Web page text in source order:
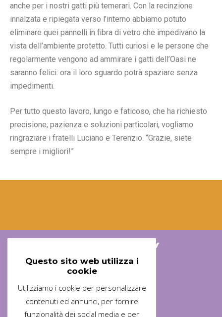
anche per i nostri gatti più temerari. Con la recinzione
innalzata e ripiegata verso l’interno abbiamo potuto
eliminare quei pannelli in fibra di vetro che impedivano la
vista dell’ambiente protetto. Tutti curiosi e le persone che
regolarmente vengono ad ammirare i gatti dell’Oasi ne
saranno felici: ora il loro sguardo potrà spaziare senza
impedimenti.
Per tutto questo lavoro, lungo e faticoso, che ha richiesto
precisione, pazienza e soluzioni particolari, vogliamo
ringraziare i fratelli Luciano e Terenzio. “Grazie, siete
sempre i migliori!”
Associazione Arischiogatti ODV
Sede Operativa Contatti
Questo sito web utilizza i
cookie
Utilizziamo i cookie per personalizzare
contenuti ed annunci, per fornire
funzionalità dei social media e per